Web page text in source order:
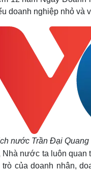
Phân tích
Đời sống
Nhà đẹp
Tình yêu - Gia đình
doanh nghiệp nhỏ và
nước Trần Đại
nước ta luôn quan
trò của doanh nhân,